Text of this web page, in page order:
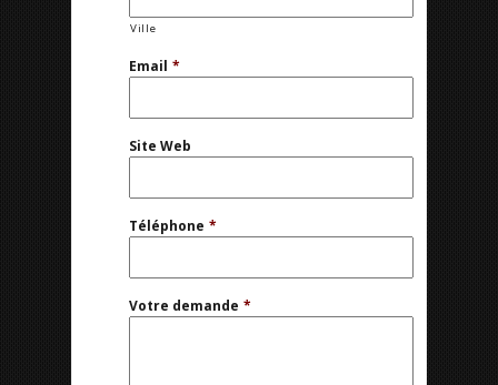
Ville
Email *
Site Web
Téléphone *
Votre demande *